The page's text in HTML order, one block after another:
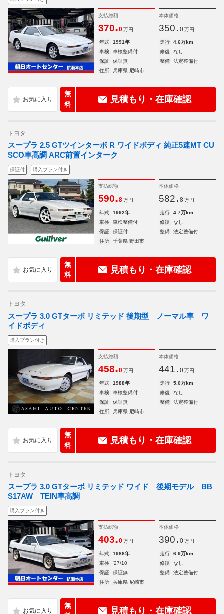
支払総額
370.0 万円
本体価格
350. 0 万円
年式 1991年 走行
4.6万km
車検
車検整備付 修復
なし
保証
保証無 整備
法定整備付
住所
兵庫県 尼崎市
無
料
見積もり・在庫確認
トヨタ
スープラ 2.5 GTツインターボ R ワイドボディ 純正5速MT CU
SCO車高調 ARC前置インターク
保証付 購入プラン付き
支払総額
590.8 万円
本体価格
582. 8 万円
年式 1992年 走行
4.7万km
車検
車検整備付 修復
なし
保証
保証付 整備
法定整備付
住所
千葉県 野田市
無
料
見積もり・在庫確認
トヨタ
スープラ 3.0 GTターボ リミテッド 後期型 ノーマル車 ワ
イドボディ
購入プラン付き
支払総額
458.0 万円
本体価格
441. 0 万円
年式 1988年 走行
5.0万km
車検
車検整備付 修復
なし
保証
保証無 整備
法定整備付
住所
兵庫県 尼崎市
無
料
見積もり・在庫確認
トヨタ
スープラ 3.0 GTターボ リミテッド ワイド 後期モデル BB
S17AW TEIN車高調
購入プラン付き
支払総額
403.0 万円
本体価格
390. 0 万円
年式 1988年 走行
6.9万km
車検
'27/10 修復
なし
保証
保証無 整備
法定整備付
住所
兵庫県 尼崎市
無
見積もり・在庫確認